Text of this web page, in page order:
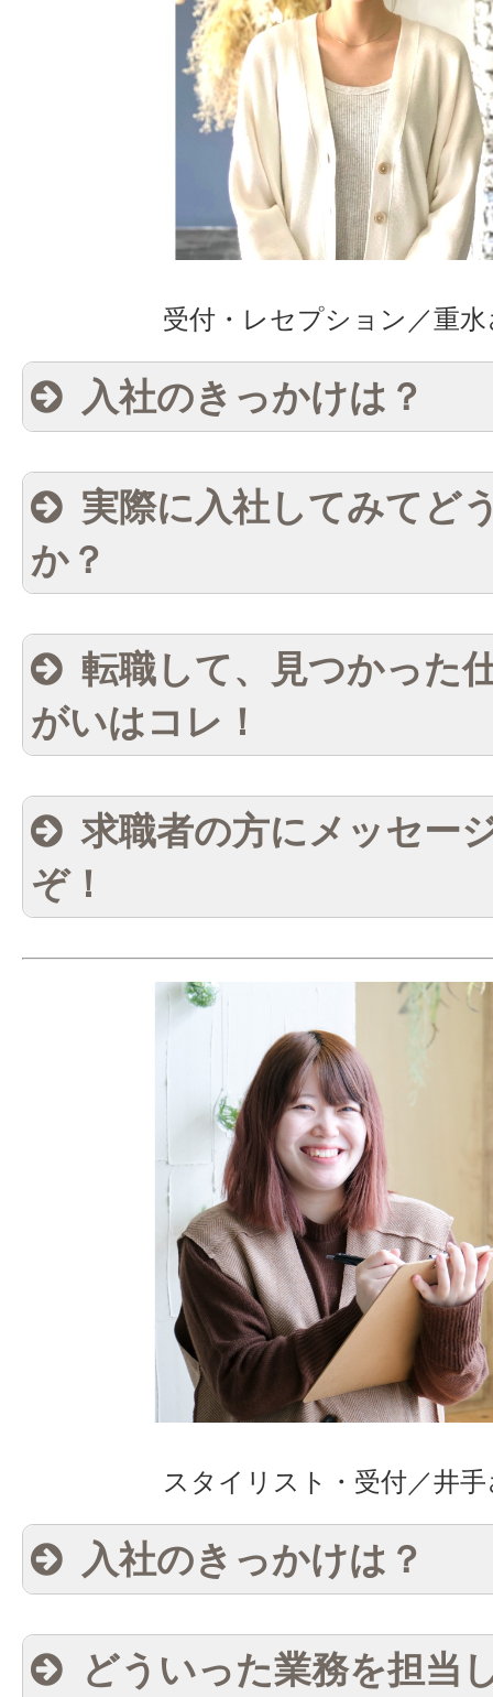
受付・レセプション／重
入社のきっかけは？
実際に入社してみてど
か？
転職して、見つかった
がいはコレ！
求職者の方にメッセー
ぞ！
スタイリスト・受付／井
入社のきっかけは？
どういった業務を担当